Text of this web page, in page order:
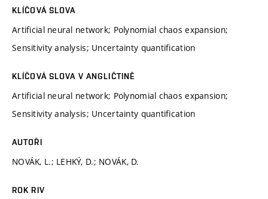
KLÍČOVÁ SLOVA
Artificial neural network; Polynomial chaos expansion;
Sensitivity analysis; Uncertainty quantification
KLÍČOVÁ SLOVA V ANGLIČTINĚ
Artificial neural network; Polynomial chaos expansion;
Sensitivity analysis; Uncertainty quantification
AUTOŘI
NOVÁK, L.; LEHKÝ, D.; NOVÁK, D.
ROK RIV